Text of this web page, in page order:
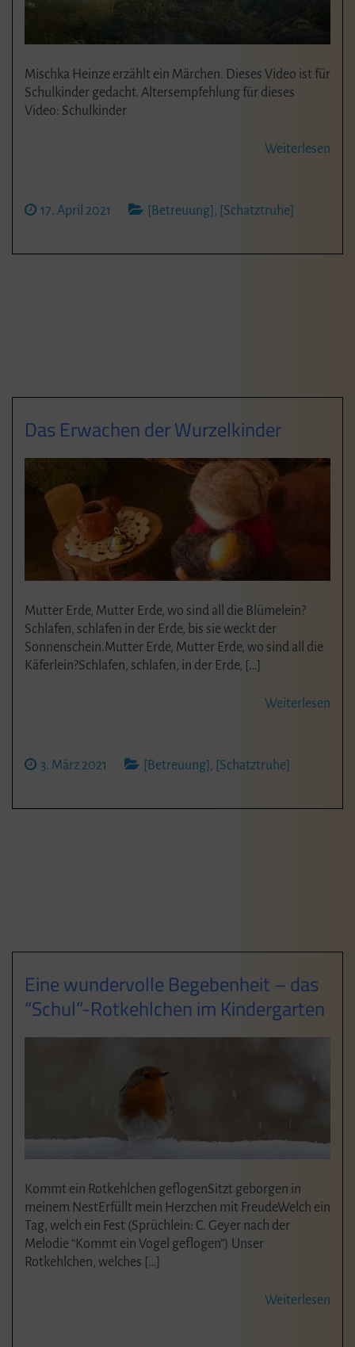
Mischka Heinze erzählt ein Märchen. Dieses Video ist für
Schulkinder gedacht. Altersempfehlung für dieses
Video: Schulkinder
Weiterlesen
17. April 2021 [Betreuung] , [Schatztruhe]
Das Erwachen der Wurzelkinder
Mutter Erde, Mutter Erde, wo sind all die Blümelein?
Schlafen, schlafen in der Erde, bis sie weckt der
Sonnenschein.Mutter Erde, Mutter Erde, wo sind all die
Käferlein?Schlafen, schlafen, in der Erde, […]
Weiterlesen
3. März 2021 [Betreuung] , [Schatztruhe]
Eine wundervolle Begebenheit – das
“Schul”-Rotkehlchen im Kindergarten
Kommt ein Rotkehlchen geflogenSitzt geborgen in
meinem NestErfüllt mein Herzchen mit FreudeWelch ein
Tag, welch ein Fest (Sprüchlein: C. Geyer nach der
Melodie “Kommt ein Vogel geflogen”) Unser
Rotkehlchen, welches […]
Weiterlesen